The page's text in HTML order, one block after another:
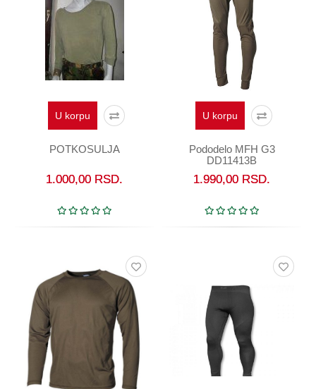
U korpu
POTKOSULJA
1.000,00 RSD.
U korpu
Pododelo MFH G3
DD11413B
1.990,00 RSD.